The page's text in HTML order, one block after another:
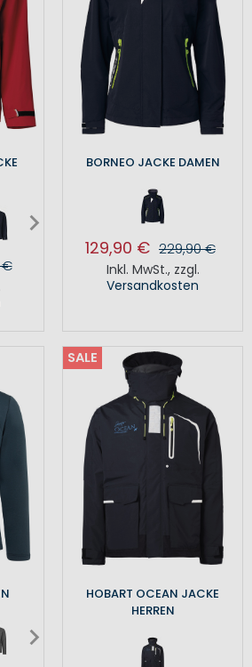
€
BORNEO JACKE DAMEN
129,90 € 229,90 €
Inkl. MwSt., zzgl.
Versandkosten
SALE
HOBART OCEAN JACKE
HERREN